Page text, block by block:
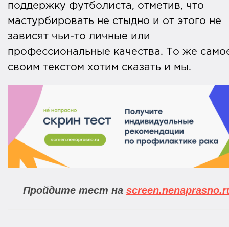
поддержку футболиста, отметив, что
мастурбировать не стыдно и от этого не
зависят чьи-то личные или
профессиональные качества. То же
своим текстом хотим сказать и мы.
Пройдите тест на